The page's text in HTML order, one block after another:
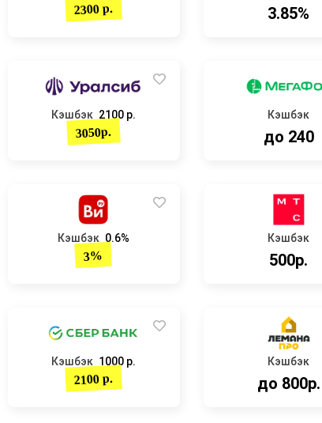
2300 р. 3.85%
Кэшбэк 2100 р.
3050р.
Кэшбэк
до 240
Кэшбэк 0.6%
3%
Кэшбэк
500р.
Кэшбэк 1000 р.
2100 р.
Кэшбэк
до 800р.